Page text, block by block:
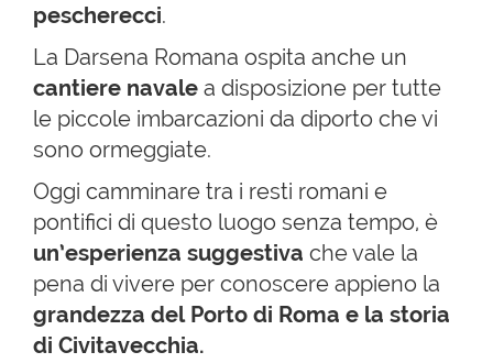
pescherecci.
La Darsena Romana ospita anche un
cantiere navale a disposizione per tutte
le piccole imbarcazioni da diporto che vi
sono ormeggiate.
Oggi camminare tra i resti romani e
pontifici di questo luogo senza tempo, è
un’esperienza suggestiva che vale la
pena di vivere per conoscere appieno la
grandezza del Porto di Roma e la storia
di Civitavecchia.